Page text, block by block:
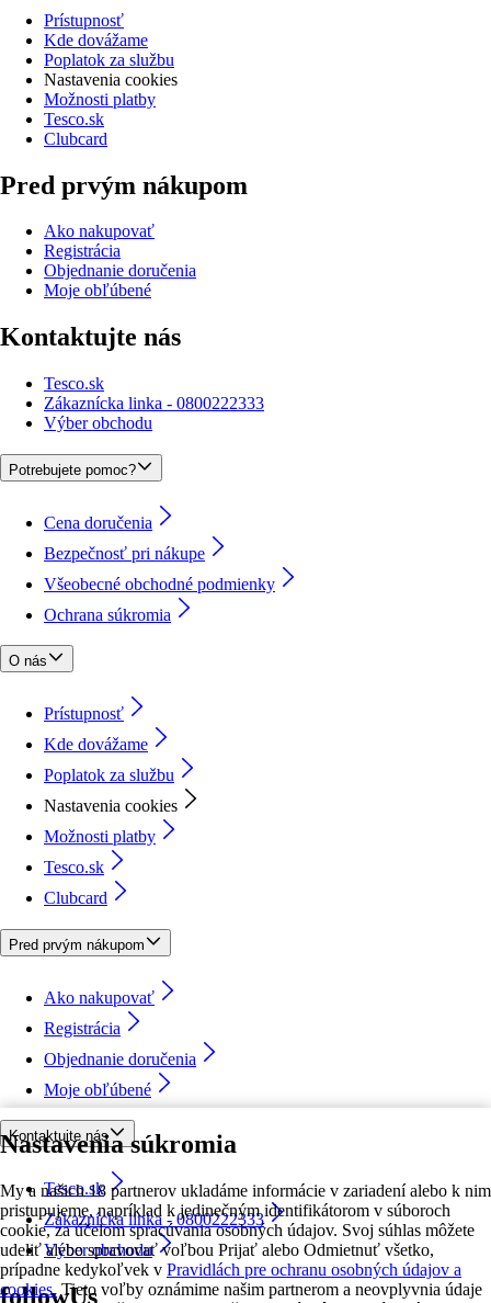
Nastavenia súkromia
My a našich 18 partnerov ukladáme informácie v zariadení alebo k nim
pristupujeme, napríklad k jedinečným identifikátorom v súboroch
cookie, za účelom spracúvania osobných údajov. Svoj súhlas môžete
udeliť alebo spravovať voľbou Prijať alebo Odmietnuť všetko,
prípadne kedykoľvek v Pravidlách pre ochranu osobných údajov a
cookies. Tieto voľby oznámime našim partnerom a neovplyvnia údaje
Prístupnosť
Kde dovážame
Poplatok za službu
Nastavenia cookies
Možnosti platby
Tesco.sk
Clubcard
Pred prvým nákupom
Ako nakupovať
Registrácia
Objednanie doručenia
Moje obľúbené
Kontaktujte nás
Tesco.sk
Zákaznícka linka - 0800222333
Výber obchodu
Potrebujete pomoc?
Cena doručenia
Bezpečnosť pri nákupe
Všeobecné obchodné podmienky
Ochrana súkromia
O nás
Prístupnosť
Kde dovážame
Poplatok za službu
Nastavenia cookies
Možnosti platby
Tesco.sk
Clubcard
Pred prvým nákupom
Ako nakupovať
Registrácia
Objednanie doručenia
Moje obľúbené
Kontaktujte nás
Tesco.sk
Zákaznícka linka - 0800222333
Výber obchodu
followUs